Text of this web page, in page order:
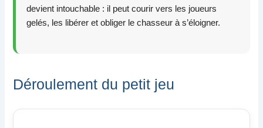
devient intouchable : il peut courir vers les joueurs
gelés, les libérer et obliger le chasseur à s’éloigner.
Déroulement du petit jeu